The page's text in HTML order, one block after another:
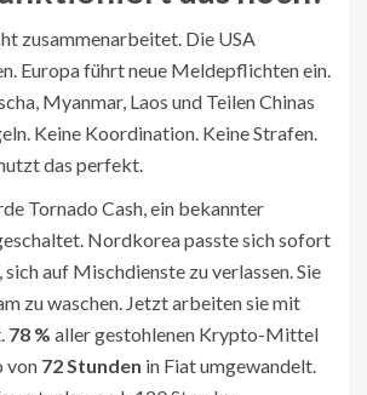
zusammenarbeitet. Die USA
Europa führt neue Meldepflichten ein.
Myanmar, Laos und Teilen Chinas
Keine Koordination. Keine Strafen.
das perfekt.
Tornado Cash, ein bekannter
Nordkorea passte sich sofort
sich auf Mischdienste zu verlassen. Sie
zu waschen. Jetzt arbeiten sie mit
78 % aller gestohlenen Krypto-Mittel
von 72 Stunden in Fiat umgewandelt.